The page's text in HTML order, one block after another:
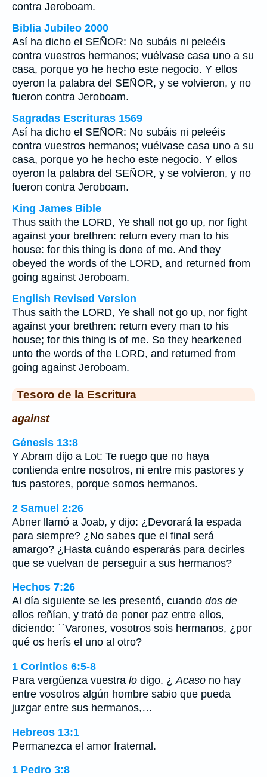
contra Jeroboam.
Biblia Jubileo 2000
Así ha dicho el SEÑOR: No subáis ni peleéis
contra vuestros hermanos; vuélvase casa uno a su
casa, porque yo he hecho este negocio. Y ellos
oyeron la palabra del SEÑOR, y se volvieron, y no
fueron contra Jeroboam.
Sagradas Escrituras 1569
Así ha dicho el SEÑOR: No subáis ni peleéis
contra vuestros hermanos; vuélvase casa uno a su
casa, porque yo he hecho este negocio. Y ellos
oyeron la palabra del SEÑOR, y se volvieron, y no
fueron contra Jeroboam.
King James Bible
Thus saith the LORD, Ye shall not go up, nor fight
against your brethren: return every man to his
house: for this thing is done of me. And they
obeyed the words of the LORD, and returned from
going against Jeroboam.
English Revised Version
Thus saith the LORD, Ye shall not go up, nor fight
against your brethren: return every man to his
house; for this thing is of me. So they hearkened
unto the words of the LORD, and returned from
going against Jeroboam.
Tesoro de la Escritura
against
Génesis 13:8
Y Abram dijo a Lot: Te ruego que no haya
contienda entre nosotros, ni entre mis pastores y
tus pastores, porque somos hermanos.
2 Samuel 2:26
Abner llamó a Joab, y dijo: ¿Devorará la espada
para siempre? ¿No sabes que el final será
amargo? ¿Hasta cuándo esperarás para decirles
que se vuelvan de perseguir a sus hermanos?
Hechos 7:26
Al día siguiente se les presentó, cuando dos de
ellos reñían, y trató de poner paz entre ellos,
diciendo: ``Varones, vosotros sois hermanos, ¿por
qué os herís el uno al otro?
1 Corintios 6:5-8
Para vergüenza vuestra lo digo. ¿ Acaso no hay
entre vosotros algún hombre sabio que pueda
juzgar entre sus hermanos,…
Hebreos 13:1
Permanezca el amor fraternal.
1 Pedro 3:8